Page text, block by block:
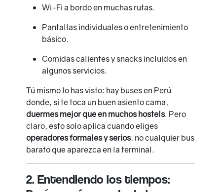
Wi-Fi a bordo en muchas rutas.
Pantallas individuales o entretenimiento
básico.
Comidas calientes y snacks incluidos en
algunos servicios.
Tú mismo lo has visto: hay buses en Perú
donde, si te toca un buen asiento cama,
duermes mejor que en muchos hostels. Pero
claro, esto solo aplica cuando eliges
operadores formales y serios, no cualquier bus
barato que aparezca en la terminal.
2. Entendiendo los tiempos: